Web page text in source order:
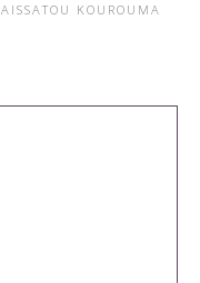
AISSATOU KOUROUMA